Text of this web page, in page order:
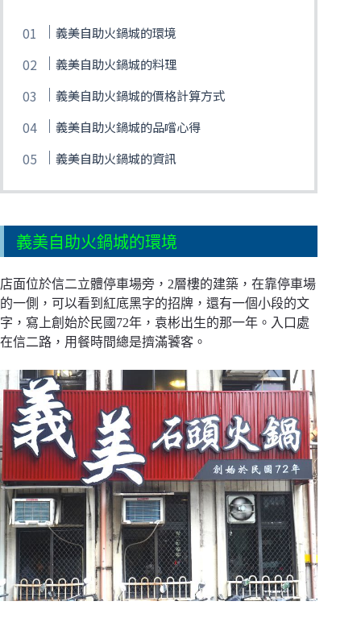
義美自助火鍋城的環境
義美自助火鍋城的料理
義美自助火鍋城的價格計算方式
義美自助火鍋城的品嚐心得
義美自助火鍋城的資訊
義美自助火鍋城的環境
店面位於信二立體停車場旁，2層樓的建築，在靠停車場
的一側，可以看到紅底黑字的招牌，還有一個小段的文
字，寫上創始於民國72年，袁彬出生的那一年。入口處
在信二路，用餐時間總是擠滿饕客。